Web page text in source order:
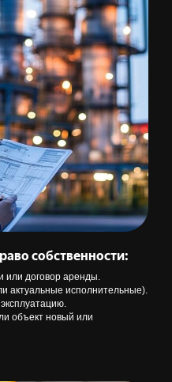
собственности:
или договор аренды.
актуальные исполнительные).
объект новый или